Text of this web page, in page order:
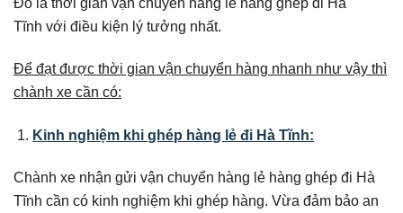
Tĩnh với điều kiện lý tưởng nhất.
Để đạt được thời gian vận chuyển hàng nhanh như vậy thì
chành xe cần có:
Kinh nghiệm khi ghép hàng lẻ đi Hà Tĩnh:
Chành xe nhận gửi vận chuyển hàng lẻ hàng ghép đi Hà
Tĩnh cần có kinh nghiệm khi ghép hàng. Vừa đảm bảo an